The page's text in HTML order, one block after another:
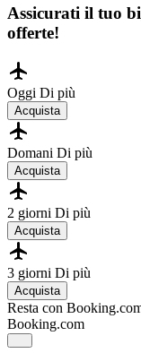
Assicurati il ​​tuo
offerte!
Oggi Di più
Acquista
Domani Di più
Acquista
2 giorni Di più
Acquista
3 giorni Di più
Acquista
Resta con
Booking.com